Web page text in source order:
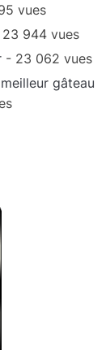
vues
944 vues
- 23 062 vues
gâteau